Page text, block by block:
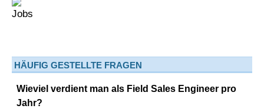
HÄUFIG GESTELLTE FRAGEN
Wieviel verdient man als Field Sales Engineer pro
Jahr?